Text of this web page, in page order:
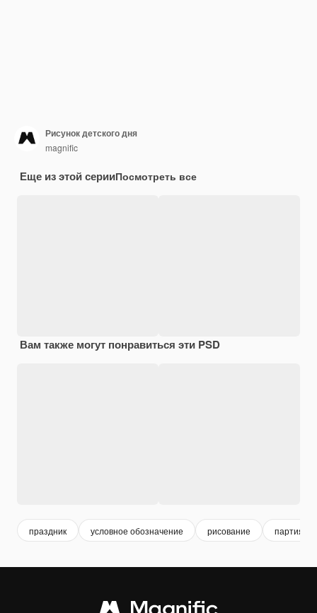
Рисунок детского дня
magnific
Еще из этой серииПосмотреть все
Вам также могут понравиться эти PSD
праздник условное обозначение рисование партия